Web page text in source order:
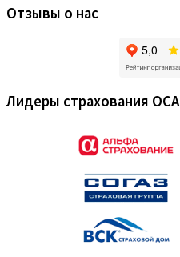
Отзывы о нас
Лидеры страхования